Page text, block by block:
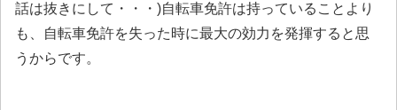
話は抜きにして・・・)自転車免許は持っていることより
も、自転車免許を失った時に最大の効力を発揮すると思
うからです。